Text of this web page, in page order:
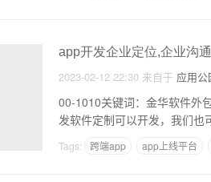
app开发企业定位,企业沟
2023-02-12 22:30 来自于 应用公
00-1010关键词：金华软件外包公司
发软件定制可以开发，我们也
Tags: 跨端app app上线平台